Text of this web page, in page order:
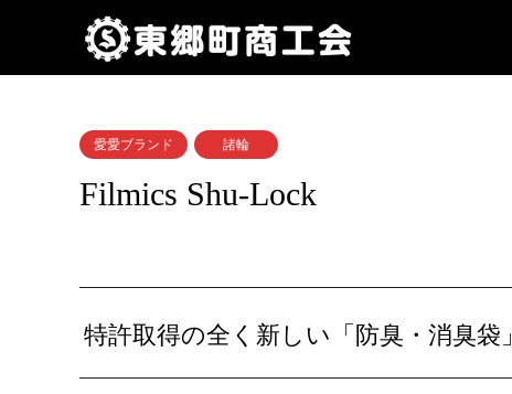
愛愛ブランド 諸輪
Filmics Shu-Lock
特許取得の全く新しい「防臭・消臭袋」